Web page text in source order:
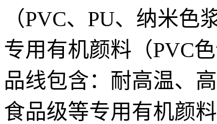
（PVC、PU、纳米
专用有机颜料（PVC
品线包含：耐高温、
食品级等专用有机颜